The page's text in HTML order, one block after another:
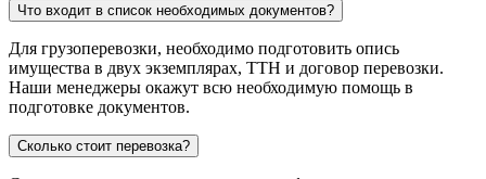
Что входит в список необходимых документов?
Для грузоперевозки, необходимо подготовить опись
имущества в двух экземплярах, ТТН и договор перевозки.
Наши менеджеры окажут всю необходимую помощь в
подготовке документов.
Сколько стоит перевозка?